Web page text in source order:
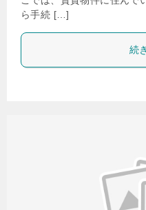
ら手続 […]
続